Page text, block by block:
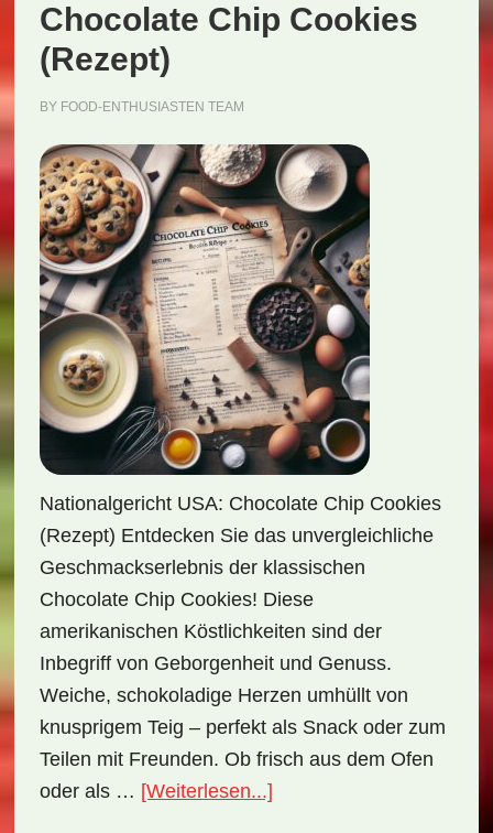
Chocolate Chip Cookies
(Rezept)
BY FOOD-ENTHUSIASTEN TEAM
Nationalgericht USA: Chocolate Chip Cookies
(Rezept) Entdecken Sie das unvergleichliche
Geschmackserlebnis der klassischen
Chocolate Chip Cookies! Diese
amerikanischen Köstlichkeiten sind der
Inbegriff von Geborgenheit und Genuss.
Weiche, schokoladige Herzen umhüllt von
knusprigem Teig – perfekt als Snack oder zum
Teilen mit Freunden. Ob frisch aus dem Ofen
oder als … [Weiterlesen...]ÜberNationalgericht